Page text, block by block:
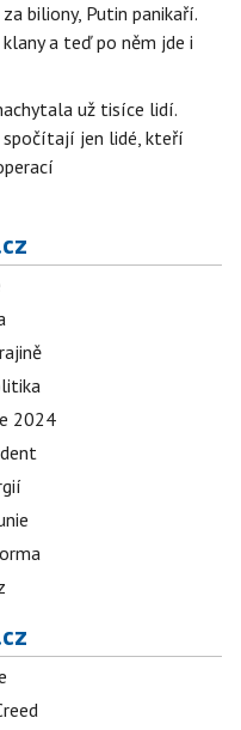
biliony, Putin panikaří.
a teď po něm jde i
už tisíce lidí.
spočítají jen lidé, kteří
2024